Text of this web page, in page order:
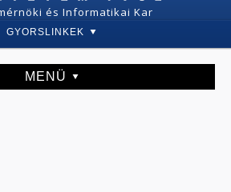
és Informatikai Kar
GYORSLINKEK
MENÜ